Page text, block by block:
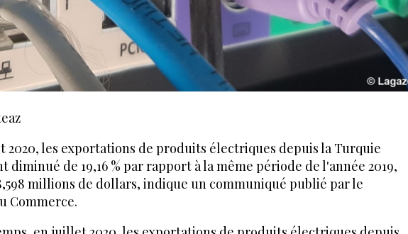
les exportations de produits électriques depuis la Turquie
diminué de 19,16 % par rapport à la même période de l'année 2019,
millions de dollars, indique un communiqué publié par le
Commerce.